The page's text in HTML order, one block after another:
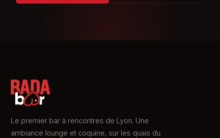
Le premier bar à rencontres de Lyon. Une
ambiance lounge et coquine, sur les quais du